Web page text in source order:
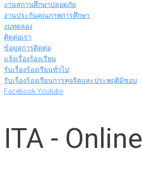
งานสถานศึกษาปลอดภัย
งานประกันคุณภาพการศึกษา
งบทดลอง
ติดต่อเรา
ข้อมูลการติดต่อ
แจ้งเรื่องร้องเรียน
รับเรื่องร้องเรียนทั่วไป
รับเรื่องร้องเรียนการทุจริตและประพฤติมิชอบ
FacebookYoutube
ITA - Online